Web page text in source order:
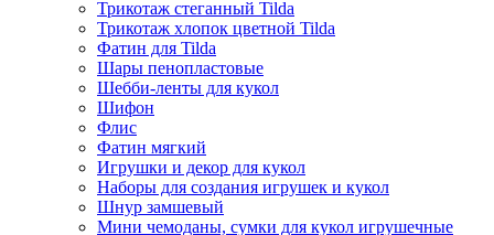
Трикотаж стеганный Tilda
Трикотаж хлопок цветной Tilda
Фатин для Tilda
Шары пенопластовые
Шебби-ленты для кукол
Шифон
Флис
Фатин мягкий
Игрушки и декор для кукол
Наборы для создания игрушек и кукол
Шнур замшевый
Мини чемоданы, сумки для кукол игрушечные